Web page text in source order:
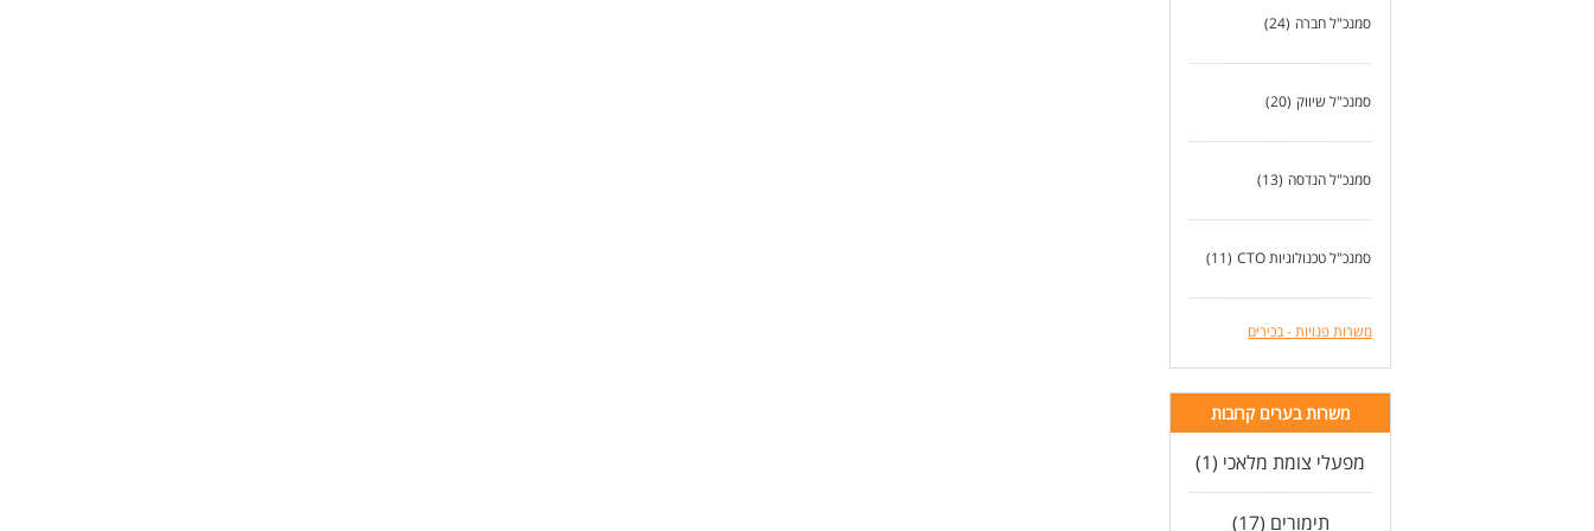
סמנכ"ל חברה (24)
סמנכ"ל שיווק (20)
סמנכ"ל הנדסה (13)
סמנכ"ל טכנולוגיות CTO (11)
משרות פנויות - בכירים
משרות בערים קרובות
מפעלי צומת מלאכי (1)
תימורים (17)